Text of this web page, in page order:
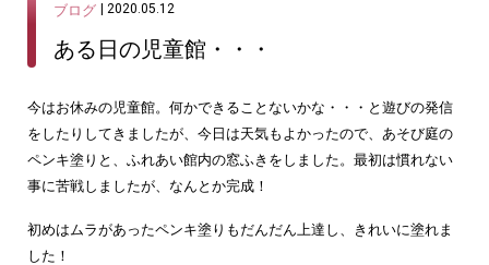
ブログ | 2020.05.12
ある日の児童館・・・
今はお休みの児童館。何かできることないかな・・・と遊びの発信
をしたりしてきましたが、今日は天気もよかったので、あそび庭の
ペンキ塗りと、ふれあい館内の窓ふきをしました。最初は慣れない
事に苦戦しましたが、なんとか完成！
初めはムラがあったペンキ塗りもだんだん上達し、きれいに塗れま
した！